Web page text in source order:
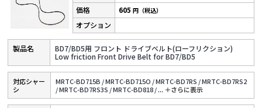
BD7/BD5用 フロント ドライブベルト(ローフリクション)
Low friction Front Drive Belt for BD7/BD5
605円（税込）
対応シャー
シ
MRTC-BD715B /MRTC-BD715O /MRTC-BD7RS /MRTC-BD7RS2
/MRTC-BD7RS3S /MRTC-BD818 /... ＋さらに表⽰